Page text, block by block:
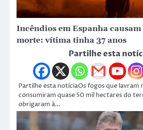
Incêndios em Espanha
morte: vítima tinha 37 anos
Partilhe esta
Partilhe esta notíciaOs fogos que lavram
consumiram quase 50 mil hectares do
obrigaram à…